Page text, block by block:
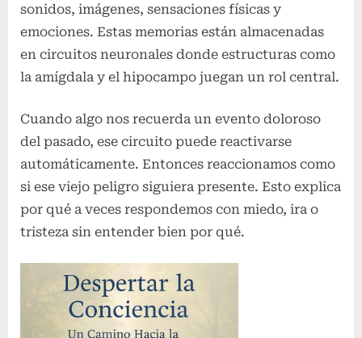
sonidos, imágenes, sensaciones físicas y
emociones. Estas memorias están almacenadas
en circuitos neuronales donde estructuras como
la amígdala y el hipocampo juegan un rol central.
Cuando algo nos recuerda un evento doloroso
del pasado, ese circuito puede reactivarse
automáticamente. Entonces reaccionamos como
si ese viejo peligro siguiera presente. Esto explica
por qué a veces respondemos con miedo, ira o
tristeza sin entender bien por qué.